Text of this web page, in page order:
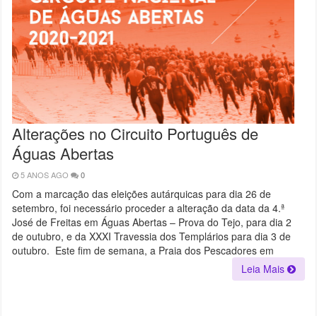
Alterações no Circuito Português de
Águas Abertas
5 ANOS AGO 0
Com a marcação das eleições autárquicas para dia 26 de
setembro, foi necessário proceder a alteração da data da 4.ª
José de Freitas em Águas Abertas – Prova do Tejo, para dia 2
de outubro, e da XXXI Travessia dos Templários para dia 3 de
outubro. Este fim de semana, a Praia dos Pescadores em
Leia Mais